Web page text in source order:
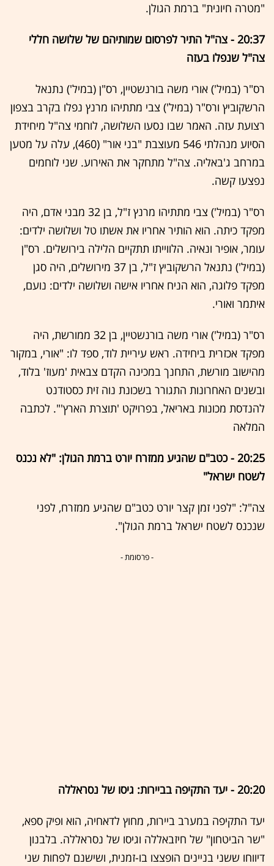
"מטרה חיונית" ברמת הגולן.
20:37 - צה"ל התיר לפרסום שמותיהם של שלושה חללי
צה"ל שנפלו בעזה
רס"ר (במיל') אורי משה בורנשטיין, רס"ן (במיל') נתנאל
הרשקוביץ ורס"ר (במיל') צבי מתתיהו מרנץ נפלו בקרב בצפון
רצועת עזה. האמר שבו נסעו השלושה, לוחמי צה"ל מיחידת
הסיוע מנהלתי 546 מעוצבת "בני אור" (460), עלה על מטען
במרחב ג'באליה. צה"ל מתחקר את האירוע. שני לוחמים
נפצעו קשה.
רס"ר (במיל') צבי מתתיהו מרנץ ז"ל, בן 32 מבני אדם, היה
מפקד כיתה. הוא הותיר אחריו את אשתו טל ושלושה ילדים:
עומר, אופיר ונאיה. הלווייתו תתקיים הלילה בירושלים. רס"ן
(במיל') נתנאל הרשקוביץ ז"ל, בן 37 מירושלים, היה סגן
מפקד פלוגה, הוא הניח אחריו אישה ושלושה ילדים: נועם,
איתמר ואורי.
רס"ר (במיל') אורי משה בורנשטיין, בן 32 ממורשת, היה
מפקד אכזרית ביחידה. ראש עיריית לוד, ספד לו: "אורי, במקור
מהישוב מורשת, התחנך במכינה הקדם צבאית 'מעוז' בלוד,
ובשנים האחרונות התגורר בשכונת נוה זית כסטודנט
להנדסת מכונות באריאל, בפרויקט 'תוצרת הארץ'". לכתבה
המלאה
20:25 - כטב"ם שהגיע ממזרח יורט ברמת הגולן: "לא נכנס
לשטח ישראל"
צה"ל: "לפני זמן קצר יורט כטב"ם שהגיע ממזרח, לפני
שנכנס לשטח ישראל ברמת הגולן".
- פרסומת -
20:20 - יעד התקיפה בביירות: גיסו של נסראללה
יעד התקיפה במערב ביירות, מחוץ לדאחיה, הוא ופיק ספא,
"שר הביטחון" של חיזבאללה וגיסו של נסראללה. בלבנון
דיווחו ששני בניינים הופצצו בו-זמנית, ושישנם לפחות שני